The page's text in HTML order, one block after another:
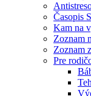
Časopis
Kam na
Zoznam
Zoznam
Pre